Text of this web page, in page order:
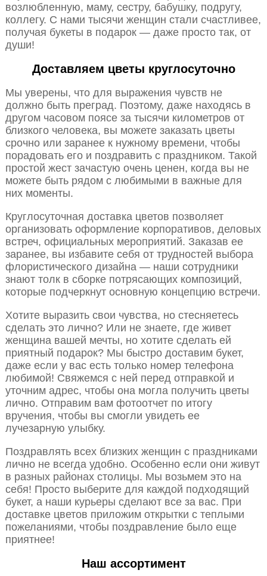
возлюбленную, маму, сестру, бабушку, подругу,
коллегу. С нами тысячи женщин стали счастливее,
получая букеты в подарок — даже просто так, от
души!
Доставляем цветы круглосуточно
Мы уверены, что для выражения чувств не
должно быть преград. Поэтому, даже находясь в
другом часовом поясе за тысячи километров от
близкого человека, вы можете заказать цветы
срочно или заранее к нужному времени, чтобы
порадовать его и поздравить с праздником. Такой
простой жест зачастую очень ценен, когда вы не
можете быть рядом с любимыми в важные для
них моменты.
Круглосуточная доставка цветов позволяет
организовать оформление корпоративов, деловых
встреч, официальных мероприятий. Заказав ее
заранее, вы избавите себя от трудностей выбора
флористического дизайна — наши сотрудники
знают толк в сборке потрясающих композиций,
которые подчеркнут основную концепцию встречи.
Хотите выразить свои чувства, но стесняетесь
сделать это лично? Или не знаете, где живет
женщина вашей мечты, но хотите сделать ей
приятный подарок? Мы быстро доставим букет,
даже если у вас есть только номер телефона
любимой! Свяжемся с ней перед отправкой и
уточним адрес, чтобы она могла получить цветы
лично. Отправим вам фотоотчет по итогу
вручения, чтобы вы смогли увидеть ее
лучезарную улыбку.
Поздравлять всех близких женщин с праздниками
лично не всегда удобно. Особенно если они живут
в разных районах столицы. Мы возьмем это на
себя! Просто выберите для каждой подходящий
букет, а наши курьеры сделают все за вас. При
доставке цветов приложим открытки с теплыми
пожеланиями, чтобы поздравление было еще
приятнее!
Наш ассортимент